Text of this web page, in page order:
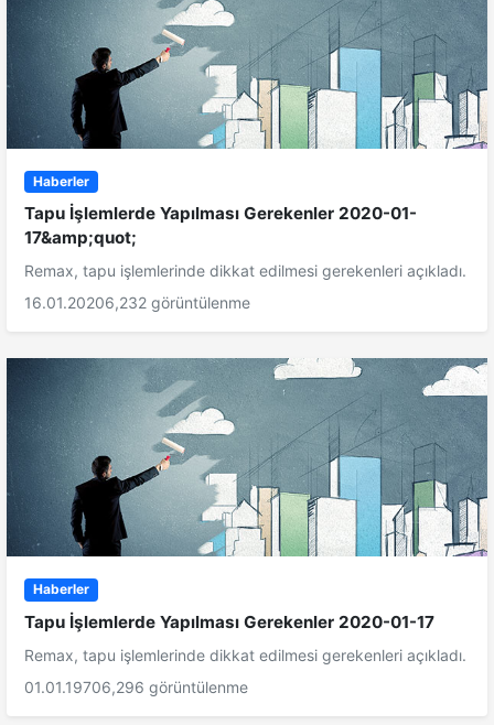
Haberler
Tapu İşlemlerde Yapılması Gerekenler 2020-01-
17&amp;quot;
Remax, tapu işlemlerinde dikkat edilmesi gerekenleri açıkladı.
16.01.20206,232 görüntülenme
Haberler
Tapu İşlemlerde Yapılması Gerekenler 2020-01-17
Remax, tapu işlemlerinde dikkat edilmesi gerekenleri açıkladı.
01.01.19706,296 görüntülenme